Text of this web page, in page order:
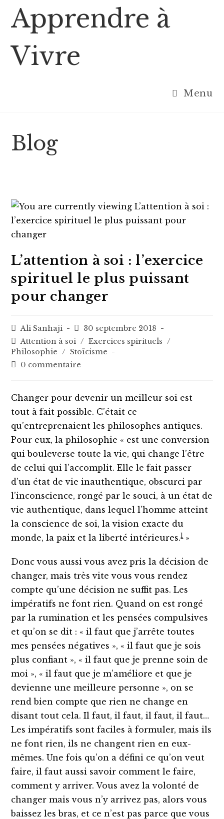
content
Apprendre à
Vivre
Menu
Blog
L’attention à soi : l’exercice
spirituel le plus puissant
pour changer
Auteur/autrice
de
la
publication :
Ali Sanhaji
Post
published:
30 septembre 2018
Post
category:
Attention à soi / Exercices spirituels /
Philosophie / Stoïcisme
Post0 commentaire
Changer pour devenir un meilleur soi est
tout à fait possible. C’était ce
qu’entreprenaient les philosophes antiques.
Pour eux, la philosophie « est une conversion
qui bouleverse toute la vie, qui change l’être
de celui qui l’accomplit. Elle le fait passer
d’un état de vie inauthentique, obscurci par
l’inconscience, rongé par le souci, à un état de
vie authentique, dans lequel l’homme atteint
la conscience de soi, la vision exacte du
monde, la paix et la liberté intérieures.1»
Donc vous aussi vous avez pris la décision de
changer, mais très vite vous vous rendez
compte qu’une décision ne suffit pas. Les
impératifs ne font rien. Quand on est rongé
par la rumination et les pensées compulsives
et qu’on se dit : « il faut que j’arrête toutes
mes pensées négatives », « il faut que je sois
plus confiant », « il faut que je prenne soin de
moi », « il faut que je m’améliore et que je
devienne une meilleure personne », on se
rend bien compte que rien ne change en
disant tout cela. Il faut, il faut, il faut, il faut…
Les impératifs sont faciles à formuler, mais ils
ne font rien, ils ne changent rien en eux-
mêmes. Une fois qu’on a défini ce qu’on veut
faire, il faut aussi savoir comment le faire,
comment y arriver. Vous avez la volonté de
changer mais vous n’y arrivez pas, alors vous
baissez les bras, et ce n’est pas parce que vous